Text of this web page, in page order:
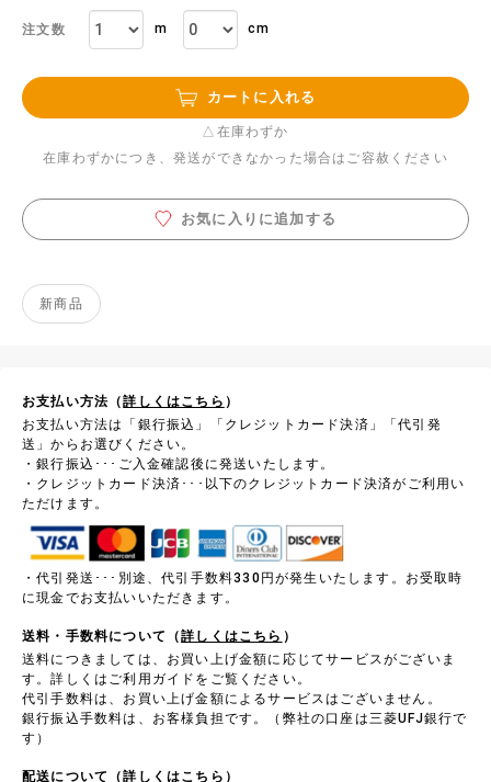
注文数 m cm
カートに入れる
△在庫わずか
在庫わずかにつき、発送ができなかった場合はご容赦ください
お気に入りに追加する
新商品
お支払い方法（詳しくはこちら ）
お支払い方法は「銀行振込」「クレジットカード決済」「代引発
送」からお選びください。
・銀行振込･･･ご入金確認後に発送いたします。
・クレジットカード決済･･･以下のクレジットカード決済がご利用い
ただけます。
・代引発送･･･別途、代引手数料330円が発生いたします。お受取時
に現金でお支払いいただきます。
送料・手数料について（詳しくはこちら ）
送料につきましては、お買い上げ金額に応じてサービスがございま
す。詳しくはご利用ガイドをご覧ください。
代引手数料は、お買い上げ金額によるサービスはございません。
銀行振込手数料は、お客様負担です。（弊社の口座は三菱UFJ銀行で
す）
配送について（詳しくはこちら ）